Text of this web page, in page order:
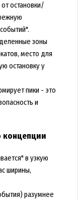
остановки/
зоны
место для
остановку у
пики - это
и
концепции
в узкую
ширины,
разумнее